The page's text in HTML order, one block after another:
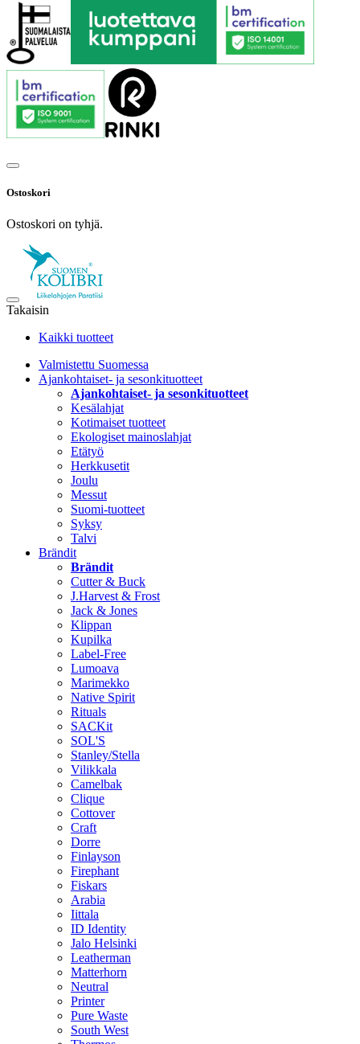
Ostoskori
Ostoskori on tyhjä.
Takaisin
Kaikki tuotteet
Valmistettu Suomessa
Ajankohtaiset- ja sesonkituotteet
Ajankohtaiset- ja sesonkituotteet
Kesälahjat
Kotimaiset tuotteet
Ekologiset mainoslahjat
Etätyö
Herkkusetit
Joulu
Messut
Suomi-tuotteet
Syksy
Talvi
Brändit
Brändit
Cutter & Buck
J.Harvest & Frost
Jack & Jones
Klippan
Kupilka
Label-Free
Lumoava
Marimekko
Native Spirit
Rituals
SACKit
SOL'S
Stanley/Stella
Vilikkala
Camelbak
Clique
Cottover
Craft
Dorre
Finlayson
Firephant
Fiskars
Arabia
Iittala
ID Identity
Jalo Helsinki
Leatherman
Matterhorn
Neutral
Printer
Pure Waste
South West